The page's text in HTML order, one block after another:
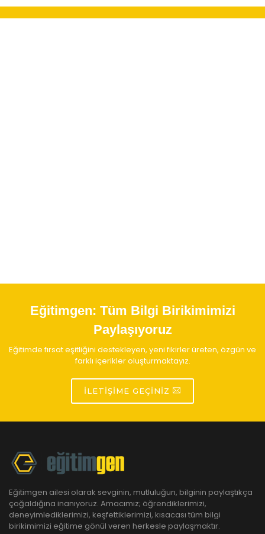
Eğitimgen: Tüm Bilgi Birikimimizi
Paylaşıyoruz
Eğitimde fırsat eşitliğini destekleyen, yeni fikirler üreten, özgün ve
farklı içerikler oluşturmaktayız.
İLETIŞIME GEÇINIZ
Eğitimgen ailesi olarak sevginin, mutluluğun, bilginin paylaştıkça
çoğaldığına inanıyoruz. Amacımız; öğrendiklerimizi,
deneyimlediklerimizi, keşfettiklerimizi, kısacası tüm bilgi
birikimimizi eğitime gönül veren herkesle paylaşmaktır.